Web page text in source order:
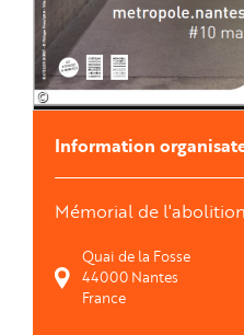
©
Information
Mémorial de
Quai de la Fosse
44000 Nantes
France